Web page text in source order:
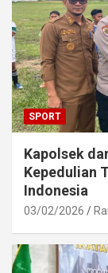
SPORT
Kapolsek
Kepedulian
Indonesia
03/02/2026